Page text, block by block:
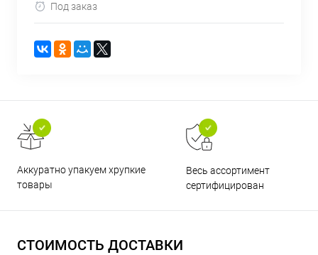
Под заказ
Аккуратно упакуем хрупкие
товары
Весь ассортимент
сертифицирован
СТОИМОСТЬ ДОСТАВКИ